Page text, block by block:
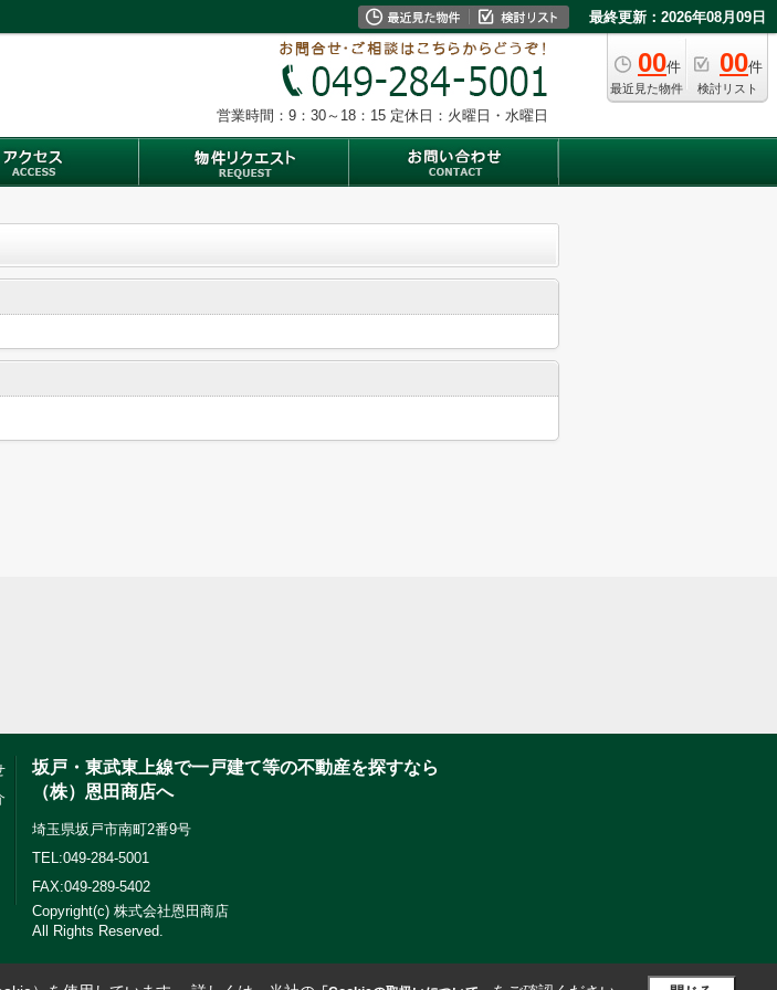
最終更新：2026年08月09日
00件
最近見た物件
00件
検討リスト
営業時間：9：30～18：15 定休日：火曜日・水曜日
坂戸・東武東上線で一戸建て等の不動産を探すなら
（株）恩田商店へ
埼玉県坂戸市南町2番9号
TEL:049-284-5001
FAX:049-289-5402
Copyright(c) 株式会社恩田商店
All Rights Reserved.